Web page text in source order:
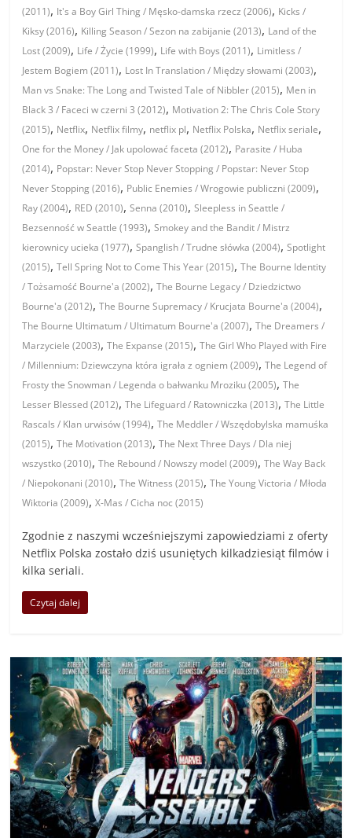
(2011), It's a Boy Girl Thing / Męsko-damska rzecz (2006), Kicks /
Kiksy (2016), Killing Season / Sezon na zabijanie (2013), Land of the
Lost (2009), Life / Życie (1999), Life with Boys (2011), Limitless /
Jestem Bogiem (2011), Lost In Translation / Między słowami (2003),
Man vs Snake: The Long and Twisted Tale of Nibbler (2015), Men in
Black 3 / Faceci w czerni 3 (2012), Motivation 2: The Chris Cole Story
(2015), Netflix, Netflix filmy, netflix pl, Netflix Polska, Netflix seriale,
One for the Money / Jak upolować faceta (2012), Parasite / Huba
(2014), Popstar: Never Stop Never Stopping / Popstar: Never Stop
Never Stopping (2016), Public Enemies / Wrogowie publiczni (2009),
Ray (2004), RED (2010),Senna (2010),Sleepless in Seattle /
Bezsenność w Seattle (1993),Smokey and the Bandit / Mistrz
kierownicy ucieka (1977),Spanglish / Trudne słówka (2004),Spotlight
(2015),Tell Spring Not to Come This Year (2015),The Bourne Identity
/ Tożsamość Bourne'a (2002),The Bourne Legacy / Dziedzictwo
Bourne'a (2012),The Bourne Supremacy / Krucjata Bourne'a (2004),
The Bourne Ultimatum / Ultimatum Bourne'a (2007),The Dreamers /
Marzyciele (2003),The Expanse (2015),The Girl Who Played with Fire
/ Millennium: Dziewczyna która igrała z ogniem (2009),The Legend of
Frosty the Snowman / Legenda o bałwanku Mroziku (2005),The
Lesser Blessed (2012),The Lifeguard / Ratowniczka (2013),The Little
Rascals / Klan urwisów (1994),The Meddler / Wszędobylska mamuśka
(2015),The Motivation (2013),The Next Three Days / Dla niej
wszystko (2010),The Rebound / Nowszy model (2009),The Way Back
/ Niepokonani (2010),The Witness (2015),The Young Victoria / Młoda
Wiktoria (2009),X-Mas / Cicha noc (2015)
Zgodnie z naszymi wcześniejszymi zapowiedziami z oferty
Netflix Polska zostało dziś usuniętych kilkadziesiąt filmów i
kilka seriali.
Czytaj dalej